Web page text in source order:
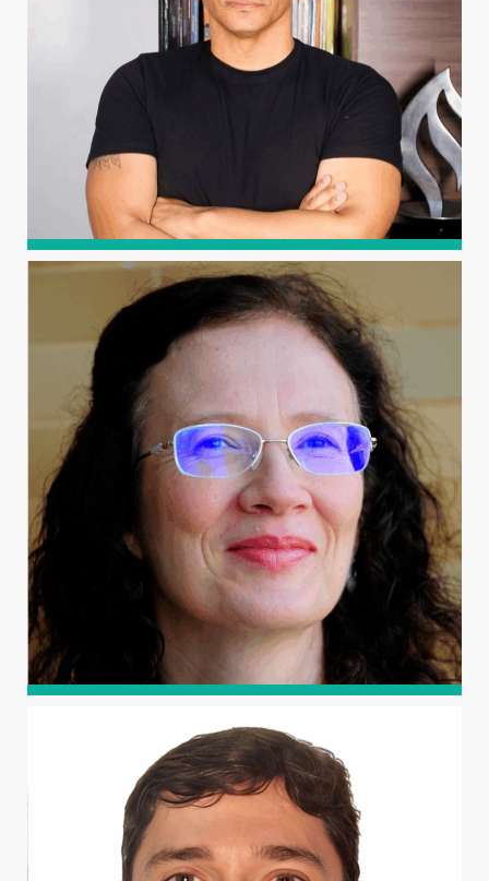
(UFCG, 2018). Professora adjunta da Universidade
Federal Rural do Semi-Árido (desde 2011), atuando nas
áreas de Recursos Hídricos e Saneamento.
NILDO DA SILVA DIAS
Graduado em Agronomia (UFERSA), mestre em
Engenharia Agrícola (UFCG), doutor em Agronomia
(USP/ESALQ) e pós-doutor pela University of California,
Riverside. Professor titular da UFERSA, bolsista de
Produtividade em Pesquisa do CNPq – Nível 1A, com
atuação em manejo ecológico e conservação de solos e
água, qualidade da água para irrigação e manejo da
salinidade na agricultura.
SOLANGE APARECIDA
GOULARTE DOMBROSKI
Doutora e mestre em Engenharia Civil, com ênfase em
Hidráulica e Saneamento, pela USP, e graduada em